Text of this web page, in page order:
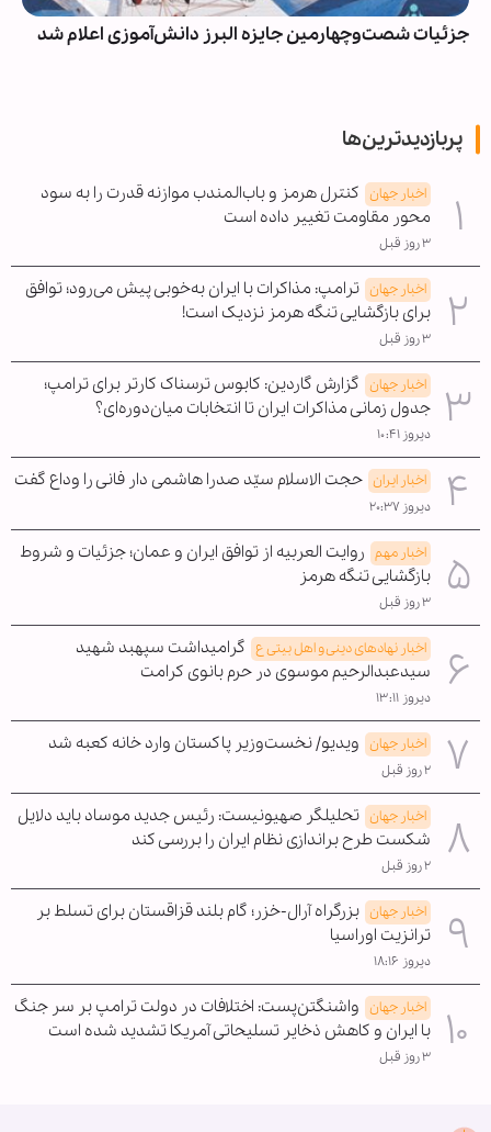
جزئیات شصت‌وچهارمین جایزه البرز دانش‌آموزی اعلام شد
پربازدیدترین‌ها
اخبار جهان کنترل هرمز و باب‌المندب موازنه قدرت را به سود
محور مقاومت تغییر داده است
۳ روز قبل
اخبار جهان ترامپ: مذاکرات با ایران به‌خوبی پیش می‌رود؛ توافق
برای بازگشایی تنگه هرمز نزدیک است!
۳ روز قبل
اخبار جهان گزارش گاردین: کابوس ترسناک کارتر برای ترامپ؛
جدول زمانی مذاکرات ایران تا انتخابات میان‌دوره‌ای؟
دیروز ۱۰:۴۱
اخبار ایران حجت الاسلام سیّد صدرا هاشمی دار فانی را وداع گفت
دیروز ۲۰:۳۷
اخبار مهم روایت العربیه از توافق ایران و عمان؛ جزئیات و شروط
بازگشایی تنگه هرمز
۳ روز قبل
اخبار نهادهای دینی و اهل بیتی ع گرامیداشت سپهبد شهید
سیدعبدالرحیم موسوی در حرم بانوی کرامت
دیروز ۱۳:۱۱
اخبار جهان ویدیو/ نخست‌وزیر پاکستان وارد خانه کعبه شد
۲ روز قبل
اخبار جهان تحلیلگر صهیونیست: رئیس جدید موساد باید دلایل
شکست طرح براندازی نظام ایران را بررسی کند
۲ روز قبل
اخبار جهان بزرگراه آرال-خزر؛ گام بلند قزاقستان برای تسلط بر
ترانزیت اوراسیا
دیروز ۱۸:۱۶
اخبار جهان واشنگتن‌پست: اختلافات در دولت ترامپ بر سر جنگ
با ایران و کاهش ذخایر تسلیحاتی آمریکا تشدید شده است
۳ روز قبل